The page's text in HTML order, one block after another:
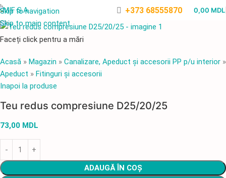
Skip to navigation
Skip to main content
+373 68555870 0,00 MDL
Faceți click pentru a mări
Acasă » Magazin » Canalizare, Apeduct și accesorii PP p/u interior »
Apeduct » Fitinguri și accesorii
Inapoi la produse
Teu redus compresiune D25/20/25
73,00 MDL
ADAUGĂ ÎN COȘ